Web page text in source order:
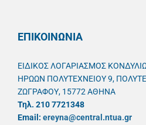
ΕΠΙΚΟΙΝΩΝΙΑ
ΕΙΔΙΚΟΣ ΛΟΓΑΡΙΑΣΜΟΣ
ΗΡΩΩΝ ΠΟΛΥΤΕΧΝΕΙΟΥ 9,
ΖΩΓΡΑΦΟΥ, 15772 ΑΘΗΝΑ
Τηλ. 210 7721348
Email: ereyna@central.ntua.gr